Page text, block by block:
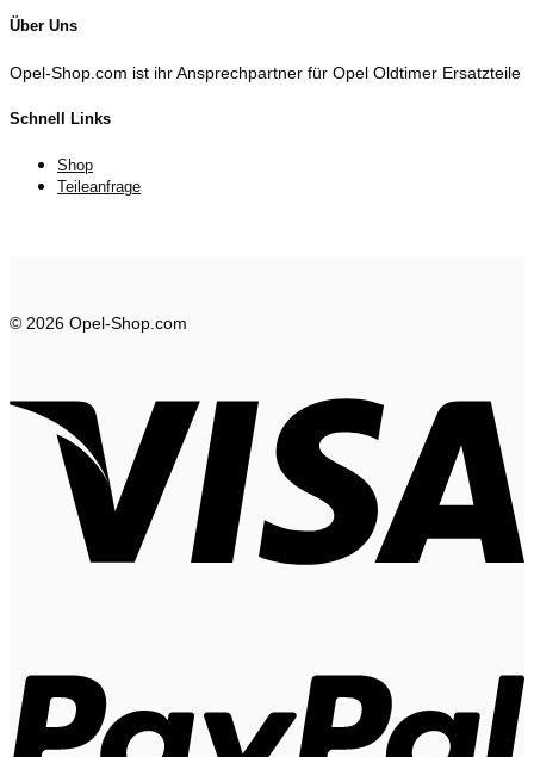
Über Uns
Opel-Shop.com ist ihr Ansprechpartner für Opel Oldtimer Ersatzteile
Schnell Links
Shop
Teileanfrage
© 2026 Opel-Shop.com